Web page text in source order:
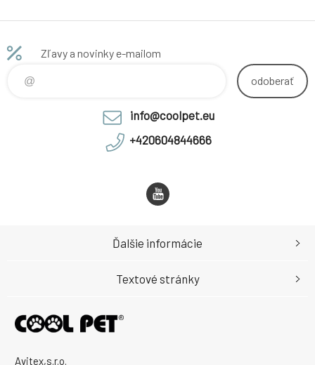
Zľavy a novinky e-mailom
odoberať
info@coolpet.eu
+420604844666
Avitex,s.r.o.
Ďalšie informácie
Textové stránky